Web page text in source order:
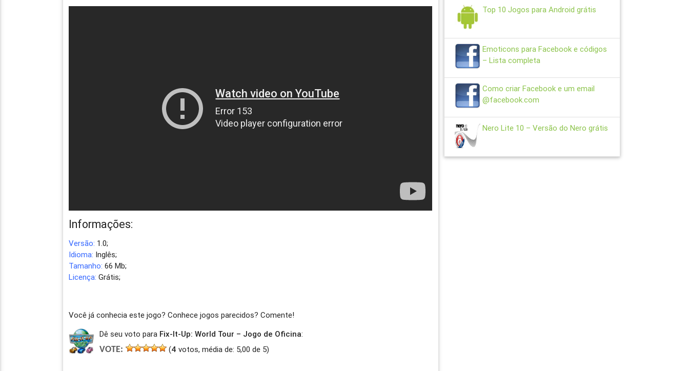
Informações:
Versão: 1.0;
Idioma: Inglês;
Tamanho: 66 Mb;
Licença: Grátis;
Você já conhecia este jogo? Conhece jogos parecidos? Comente!
Dê seu voto para Fix-It-Up: World Tour – Jogo de Oficina:
VOTE:
(4 votos, média de: 5,00 de 5)
Top 10 Jogos para Android grátis
Emoticons para Facebook e códigos
– Lista completa
Como criar Facebook e um email
@facebook.com
Nero Lite 10 – Versão do Nero grátis